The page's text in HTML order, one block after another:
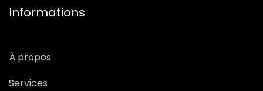
Informations
À propos
Services